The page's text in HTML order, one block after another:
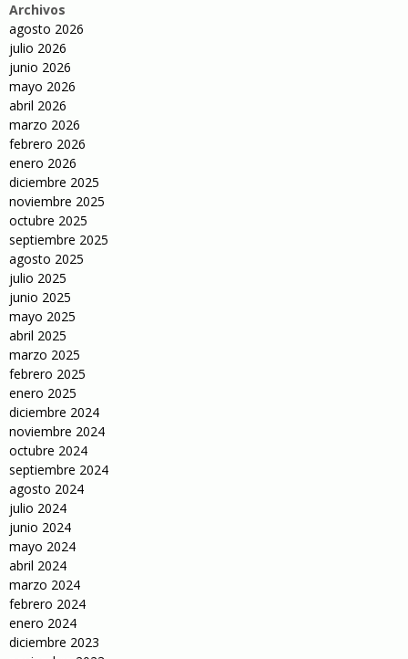
Archivos
agosto 2026
julio 2026
junio 2026
mayo 2026
abril 2026
marzo 2026
febrero 2026
enero 2026
diciembre 2025
noviembre 2025
octubre 2025
septiembre 2025
agosto 2025
julio 2025
junio 2025
mayo 2025
abril 2025
marzo 2025
febrero 2025
enero 2025
diciembre 2024
noviembre 2024
octubre 2024
septiembre 2024
agosto 2024
julio 2024
junio 2024
mayo 2024
abril 2024
marzo 2024
febrero 2024
enero 2024
diciembre 2023